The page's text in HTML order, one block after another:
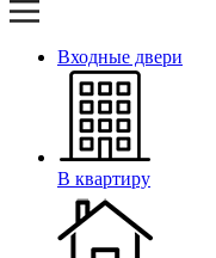
Входные двери
В квартиру